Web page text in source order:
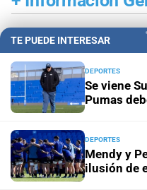
TE PUEDE INTERESAR
DEPORTES
Se viene
Pumas
DEPORTES
Mendy y
ilusión de